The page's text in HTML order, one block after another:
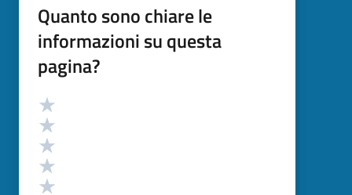
Quanto sono chiare le
informazioni su questa
pagina?
Valutazione